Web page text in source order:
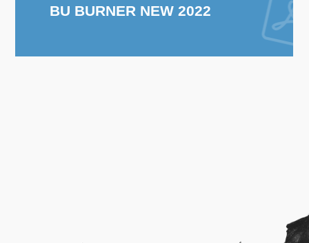
BU BURNER NEW 2022